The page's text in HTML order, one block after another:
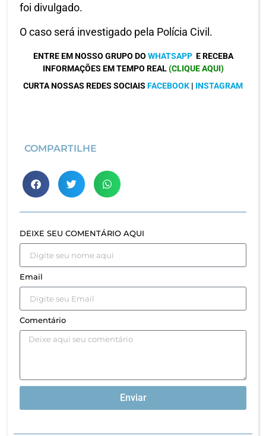
foi divulgado.
O caso será investigado pela Polícia Civil.
ENTRE EM NOSSO GRUPO DO WHATSAPP E RECEBA
INFORMAÇÕES EM TEMPO REAL(CLIQUE AQUI)
CURTA NOSSAS REDES SOCIAIS FACEBOOK | INSTAGRAM
COMPARTILHE
DEIXE SEU COMENTÁRIO AQUI
Email
Comentário
Enviar